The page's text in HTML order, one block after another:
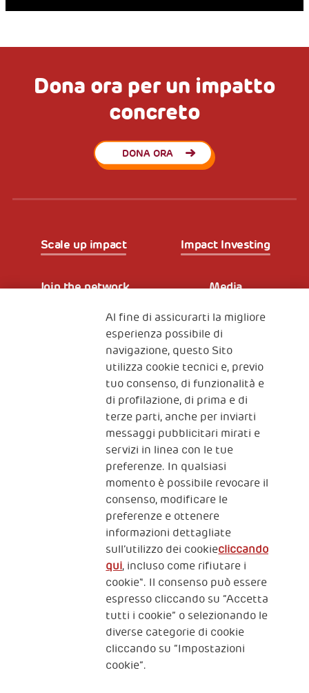
Dona ora per un impatto
concreto
DONA ORA
Scale up impact Impact Investing
Join the network Media
Iscriviti alla newsletter
Fondazione
The Human Safety Net
CONTATTACI
2, Piazza Duca degli Abruzzi 34132
Trieste Italy
Fiscal code (Italy) 90017740326
VAT code 01372940328
Privacy & GDPR Policy cookies
Al fine di assicurarti la migliore
esperienza possibile di
navigazione, questo Sito
utilizza cookie tecnici e, previo
tuo consenso, di funzionalità e
di profilazione, di prima e di
terze parti, anche per inviarti
messaggi pubblicitari mirati e
servizi in linea con le tue
preferenze. In qualsiasi
momento è possibile revocare il
consenso, modificare le
preferenze e ottenere
informazioni dettagliate
sull’utilizzo dei cookiecliccando
qui, incluso come rifiutare i
cookie". Il consenso può essere
espresso cliccando su “Accetta
tutti i cookie” o selezionando le
diverse categorie di cookie
cliccando su “Impostazioni
cookie”.